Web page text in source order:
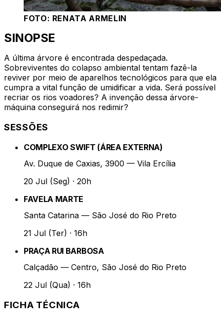
FOTO: RENATA ARMELIN
SINOPSE
A última árvore é encontrada despedaçada.
Sobreviventes do colapso ambiental tentam fazê-la
reviver por meio de aparelhos tecnológicos para que ela
cumpra a vital função de umidificar a vida. Será possível
recriar os rios voadores? A invenção dessa árvore-
máquina conseguirá nos redimir?
SESSÕES
COMPLEXO SWIFT (ÁREA EXTERNA)
Av. Duque de Caxias, 3900 — Vila Ercília
20 Jul (Seg) · 20h
FAVELA MARTE
Santa Catarina — São José do Rio Preto
21 Jul (Ter) · 16h
PRAÇA RUI BARBOSA
Calçadão — Centro, São José do Rio Preto
22 Jul (Qua) · 16h
FICHA TÉCNICA